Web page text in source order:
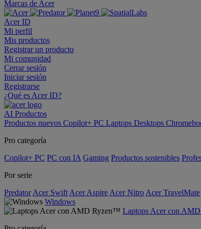
Marcas de Acer
Acer ID
Mi perfil
Mis productos
Registrar un producto
Mi comunidad
Cerrar sesión
Iniciar sesión
Registrarse
¿Qué es Acer ID?
AI Productos
Productos nuevos Copilot+ PC Laptops Desktops
Pro categoría
Copilot+ PC PC con IA Gaming Productos sostenibles
Por serie
Predator Acer Swift Acer Aspire Acer Nitro Acer TravelMate
Windows
Laptops Acer con